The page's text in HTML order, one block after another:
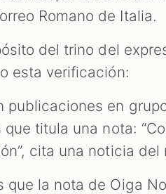
Romano de Italia.
del trino del
esta verificación:
publicaciones en
titula una nota:
cita una noticia
que la nota de Oiga